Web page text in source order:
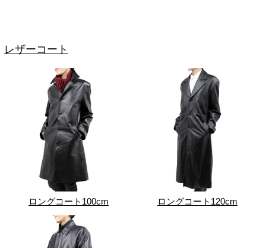
レザーコート
ロングコート100cm ロングコート120cm